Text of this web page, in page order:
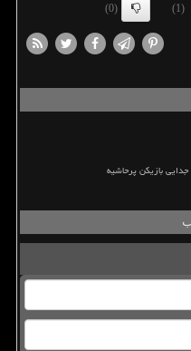
(1)
(0)
بازیکن پرحاشیه